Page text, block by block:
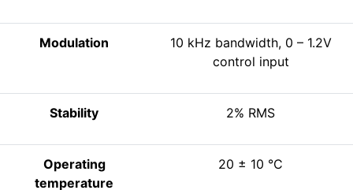
Modulation
10 kHz bandwidth, 0 – 1.2V
control input
Stability 2% RMS
Operating
temperature
20 ± 10 °C